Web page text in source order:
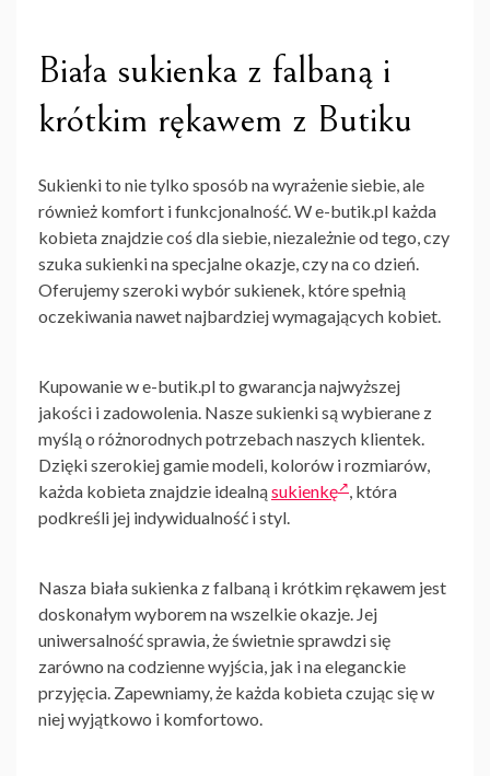
Biała sukienka z falbaną i
krótkim rękawem z Butiku
Sukienki to nie tylko sposób na wyrażenie siebie, ale
również komfort i funkcjonalność. W e-butik.pl każda
kobieta znajdzie coś dla siebie, niezależnie od tego, czy
szuka sukienki na specjalne okazje, czy na co dzień.
Oferujemy szeroki wybór sukienek, które spełnią
oczekiwania nawet najbardziej wymagających kobiet.
Kupowanie w e-butik.pl to gwarancja najwyższej
jakości i zadowolenia. Nasze sukienki są wybierane z
myślą o różnorodnych potrzebach naszych klientek.
Dzięki szerokiej gamie modeli, kolorów i rozmiarów,
każda kobieta znajdzie idealnąsukienkę , która
podkreśli jej indywidualność i styl.
Nasza biała sukienka z falbaną i krótkim rękawem jest
doskonałym wyborem na wszelkie okazje. Jej
uniwersalność sprawia, że świetnie sprawdzi się
zarówno na codzienne wyjścia, jak i na eleganckie
przyjęcia. Zapewniamy, że każda kobieta czując się w
niej wyjątkowo i komfortowo.